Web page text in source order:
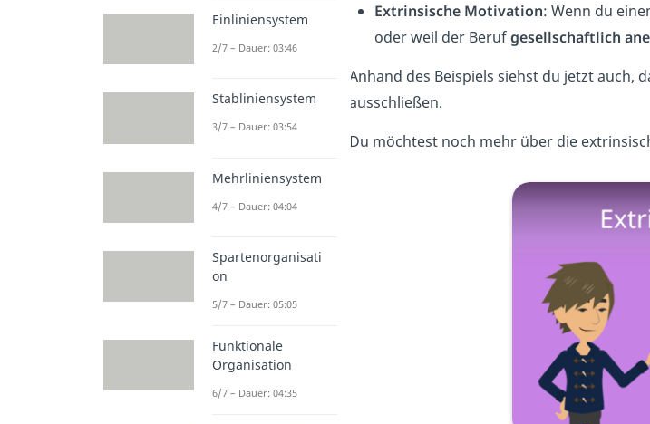
Extrinsische Motivation: Wenn du
oder weil der Berufgesellschaftlich
Anhand des Beispiels siehst du jetzt
ausschließen.
Du möchtest noch mehr über die
Einliniensystem
2/7 – Dauer: 03:46
Stabliniensystem
3/7 – Dauer: 03:54
Mehrliniensystem
4/7 – Dauer: 04:04
Spartenorganisati
on
5/7 – Dauer: 05:05
Funktionale
Organisation
6/7 – Dauer: 04:35